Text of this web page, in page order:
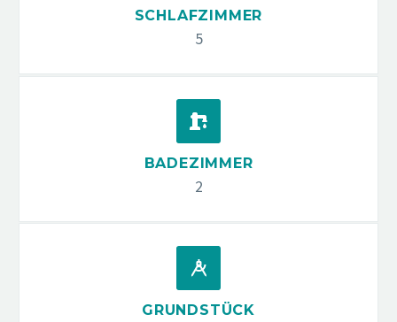
SCHLAFZIMMER
5


BADEZIMMER
2


GRUNDSTÜCK